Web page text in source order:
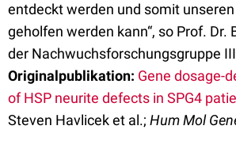
entdeckt werden und somit
geholfen werden kann“, so Prof. Dr.
der Nachwuchsforschungsgruppe III
Originalpublikation: Gene dosage-
of HSP neurite defects in SPG4
Steven Havlicek et al.; Hum Mol